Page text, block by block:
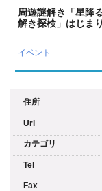
周遊謎解き「星降
解き探検」はじま
イベント
住所
Url
カテゴリ
Tel
Fax